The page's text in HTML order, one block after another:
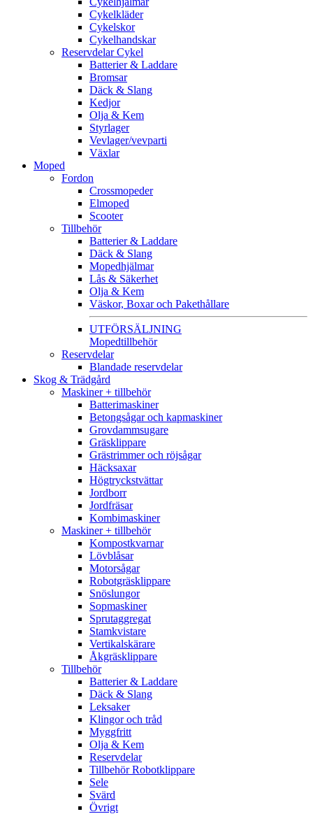
Cykelkläder
Cykelskor
Cykelhandskar
Reservdelar Cykel
Batterier & Laddare
Bromsar
Däck & Slang
Kedjor
Olja & Kem
Styrlager
Vevlager/vevparti
Växlar
Moped
Fordon
Crossmopeder
Elmoped
Scooter
Tillbehör
Batterier & Laddare
Däck & Slang
Mopedhjälmar
Lås & Säkerhet
Olja & Kem
Väskor, Boxar och Pakethållare
UTFÖRSÄLJNING
Mopedtillbehör
Reservdelar
Blandade reservdelar
Skog & Trädgård
Maskiner + tillbehör
Batterimaskiner
Betongsågar och kapmaskiner
Grovdammsugare
Gräsklippare
Grästrimmer och röjsågar
Häcksaxar
Högtryckstvättar
Jordborr
Jordfräsar
Kombimaskiner
Maskiner + tillbehör
Kompostkvarnar
Lövblåsar
Motorsågar
Robotgräsklippare
Snöslungor
Sopmaskiner
Sprutaggregat
Stamkvistare
Vertikalskärare
Åkgräsklippare
Tillbehör
Batterier & Laddare
Däck & Slang
Leksaker
Klingor och tråd
Myggfritt
Olja & Kem
Reservdelar
Tillbehör Robotklippare
Sele
Svärd
Övrigt